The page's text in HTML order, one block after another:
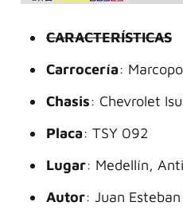
CARACTERÍSTICAS
Carrocería:
Chasis: Chevrolet
Placa: TSY 092
Lugar: Medellín,
Autor: Juan